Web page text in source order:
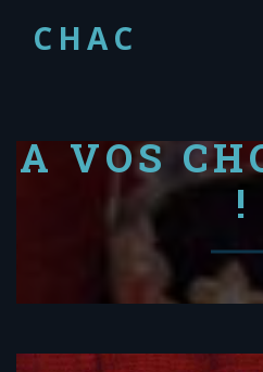
CHAC
A VOS
!